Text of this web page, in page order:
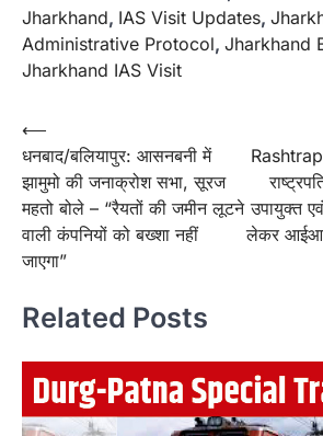
Jharkhand, IAS Visit Updates,
Administrative Protocol, Jharkhand
Jharkhand IAS Visit
Post
navigation
⟵
धनबाद/बलियापुर: आसनबनी में
झामुमो की जनाक्रोश सभा, सूरज
महतो बोले – “रैयतों की जमीन लूटने
वाली कंपनियों को बख्शा नहीं
जाएगा”
उपायुक्त
लेकर
Related Posts